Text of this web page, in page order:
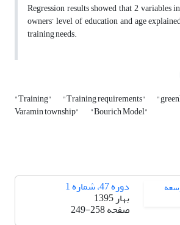
Regression results showed that 2 variables
owners’ level of education and age
training needs.
"Training" "Training requirements"
Varamin township" "Bourich Model"
دوره 47، شماره 1
بهار 1395
صفحه249-258